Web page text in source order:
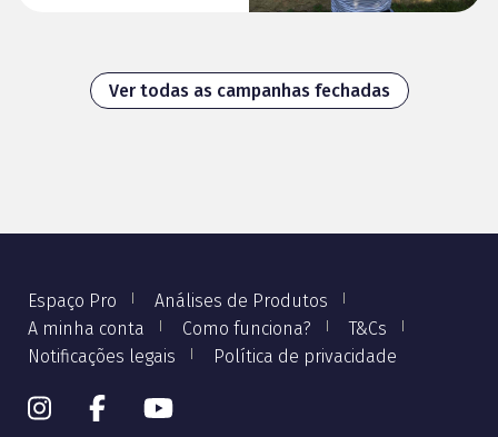
Ver todas as campanhas fechadas
Espaço Pro
Análises de Produtos
A minha conta
Como funciona?
T&Cs
Notificações legais
Política de privacidade